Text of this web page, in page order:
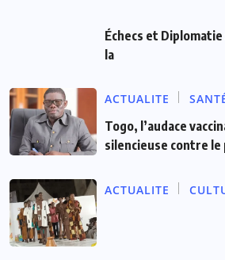
Échecs et
la
ACTUALITE
Togo, l’audace
silencieuse contre le
ACTUALITE